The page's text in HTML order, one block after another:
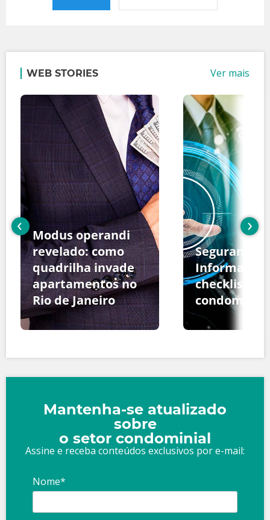
WEB STORIES Ver mais
Modus operandi
revelado: como
quadrilha invade
apartamentos no
Rio de Janeiro
Segurança
Informação:
checklist
‹ ›
Mantenha-se atualizado
sobre
o setor condominial
Assine e receba conteúdos exclusivos por e-mail:
Nome*